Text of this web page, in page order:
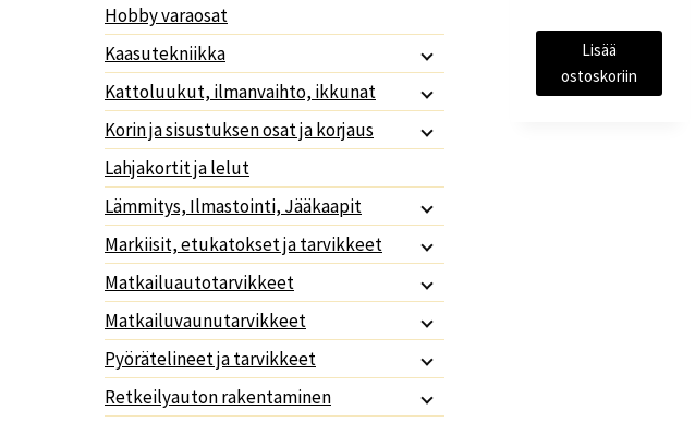
Lisää
ostoskoriin
Hobby varaosat
Kaasutekniikka
Kattoluukut, ilmanvaihto, ikkunat
Korin ja sisustuksen osat ja korjaus
Lahjakortit ja lelut
Lämmitys, Ilmastointi, Jääkaapit
Markiisit, etukatokset ja tarvikkeet
Matkailuautotarvikkeet
Matkailuvaunutarvikkeet
Pyörätelineet ja tarvikkeet
Retkeilyauton rakentaminen